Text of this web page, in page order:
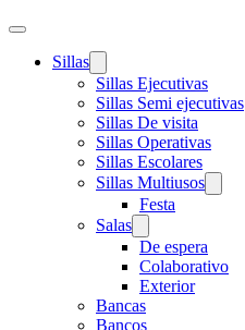
Sillas
Sillas Ejecutivas
Sillas Semi ejecutivas
Sillas De visita
Sillas Operativas
Sillas Escolares
Sillas Multiusos
Festa
Salas
De espera
Colaborativo
Exterior
Bancas
Bancos